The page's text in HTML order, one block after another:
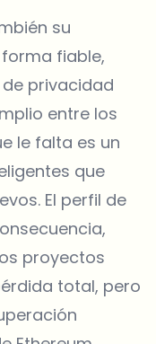
su
fiable,
privacidad
entre los
le falta es un
que
El perfil de
proyectos
total, pero